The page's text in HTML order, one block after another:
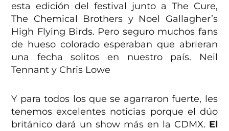
esta edición del festival junto a The Cure,
The Chemical Brothers y Noel Gallagher’s
High Flying Birds. Pero seguro muchos fans
de hueso colorado esperaban que abrieran
una fecha solitos en nuestro país. Neil
Tennant y Chris Lowe
Y para todos los que se agarraron fuerte, les
tenemos excelentes noticias porque el dúo
británico dará un show más en la CDMX. El